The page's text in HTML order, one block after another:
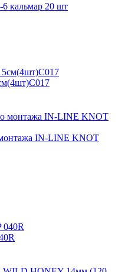
6 кальмар 20 шт
IN-LINE KNOT